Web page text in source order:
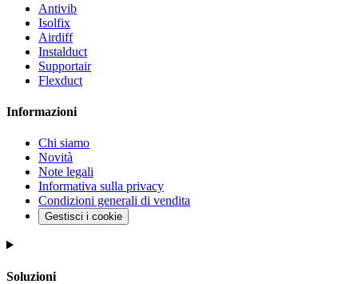
Antivib
Isolfix
Airdiff
Instalduct
Supportair
Flexduct
Informazioni
Chi siamo
Novità
Note legali
Informativa sulla privacy
Condizioni generali di vendita
Gestisci i cookie
Soluzioni